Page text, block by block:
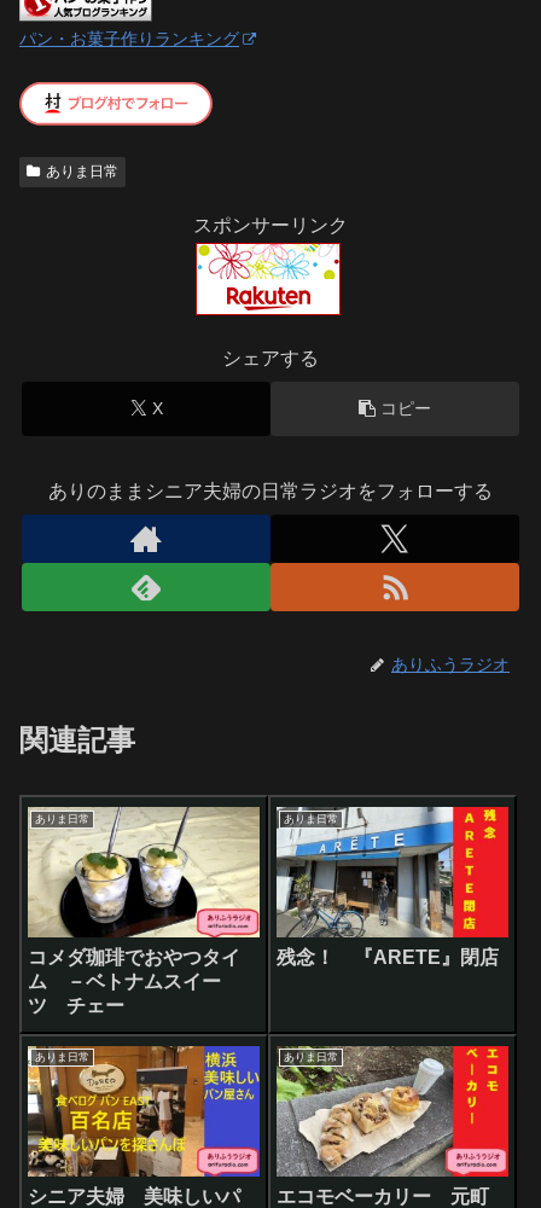
パン・お菓子作りランキング
ありま日常
スポンサーリンク
シェアする
X コピー
ありのままシニア夫婦の日常ラジオをフォローする
ありふうラジオ
関連記事
ありま日常
コメダ珈琲でおやつタイ
ム －ベトナムスイー
ツ チェー
ありま日常
残念！ 『ARETE』閉店
ありま日常
シニア夫婦 美味しいパ
ありま日常
エコモベーカリー 元町